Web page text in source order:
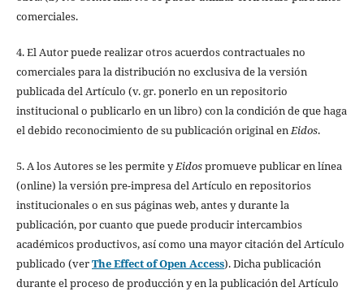
comerciales.
4. El Autor puede realizar otros acuerdos contractuales no
comerciales para la distribución no exclusiva de la versión
publicada del Artículo (v. gr. ponerlo en un repositorio
institucional o publicarlo en un libro) con la condición de que haga
el debido reconocimiento de su publicación original enEidos.
5. A los Autores se les permite yEidospromueve publicar en línea
(online) la versión pre-impresa del Artículo en repositorios
institucionales o en sus páginas web, antes y durante la
publicación, por cuanto que puede producir intercambios
académicos productivos, así como una mayor citación del Artículo
publicado (verThe Effect of Open Access). Dicha publicación
durante el proceso de producción y en la publicación del Artículo